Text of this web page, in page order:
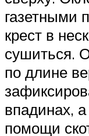
газетными
крест в
сушиться.
по длине
впадинах,
помощи